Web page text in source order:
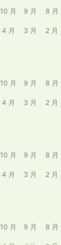
10 月 9 月 8 月
4 月 3 月 2 月
10 月 9 月 8 月
4 月 3 月 2 月
10 月 9 月 8 月
4 月 3 月 2 月
10 月 9 月 8 月